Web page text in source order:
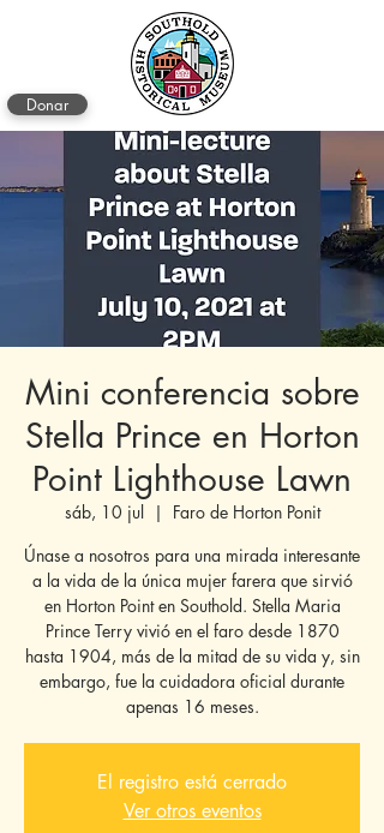
Donar
Mini conferencia sobre
Stella Prince en Horton
Point Lighthouse Lawn
sáb, 10 jul
  |
Faro de Horton Ponit
Únase a nosotros para una mirada interesante
a la vida de la única mujer farera que sirvió
en Horton Point en Southold. Stella Maria
Prince Terry vivió en el faro desde 1870
hasta 1904, más de la mitad de su vida y, sin
embargo, fue la cuidadora oficial durante
apenas 16 meses.
El registro está cerrado
Ver otros eventos